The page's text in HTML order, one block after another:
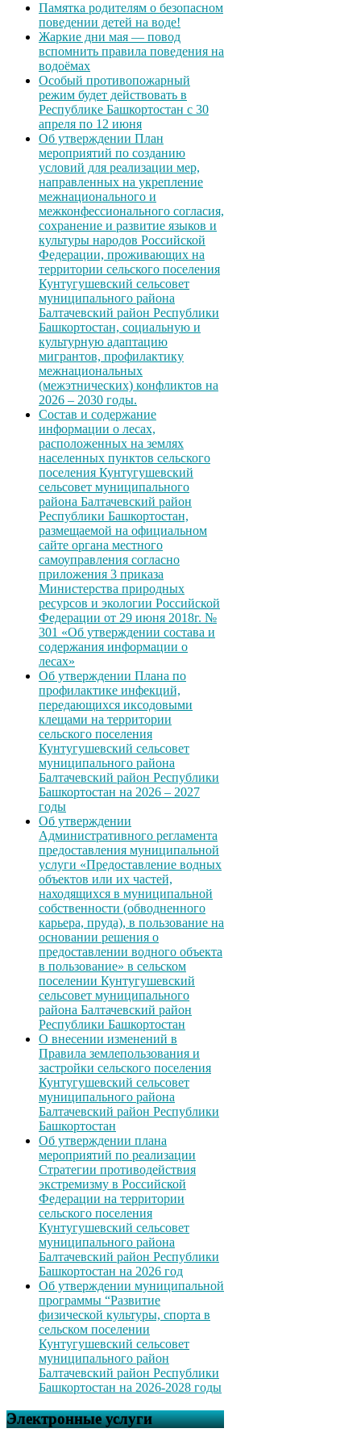
Памятка родителям о безопасном
поведении детей на воде!
Жаркие дни мая — повод
вспомнить правила поведения на
водоёмах
Особый противопожарный
режим будет действовать в
Республике Башкортостан с 30
апреля по 12 июня
Об утверждении План
мероприятий по созданию
условий для реализации мер,
направленных на укрепление
межнационального и
межконфессионального согласия,
сохранение и развитие языков и
культуры народов Российской
Федерации, проживающих на
территории сельского поселения
Кунтугушевский сельсовет
муниципального района
Балтачевский район Республики
Башкортостан, социальную и
культурную адаптацию
мигрантов, профилактику
межнациональных
(межэтнических) конфликтов на
2026 – 2030 годы.
Состав и содержание
информации о лесах,
расположенных на землях
населенных пунктов сельского
поселения Кунтугушевский
сельсовет муниципального
района Балтачевский район
Республики Башкортостан,
размещаемой на официальном
сайте органа местного
самоуправления согласно
приложения 3 приказа
Министерства природных
ресурсов и экологии Российской
Федерации от 29 июня 2018г. №
301 «Об утверждении состава и
содержания информации о
лесах»
Об утверждении Плана по
профилактике инфекций,
передающихся иксодовыми
клещами на территории
сельского поселения
Кунтугушевский сельсовет
муниципального района
Балтачевский район Республики
Башкортостан на 2026 – 2027
годы
Об утверждении
Административного регламента
предоставления муниципальной
услуги «Предоставление водных
объектов или их частей,
находящихся в муниципальной
собственности (обводненного
карьера, пруда), в пользование на
основании решения о
предоставлении водного объекта
в пользование» в сельском
поселении Кунтугушевский
сельсовет муниципального
района Балтачевский район
Республики Башкортостан
О внесении изменений в
Правила землепользования и
застройки сельского поселения
Кунтугушевский сельсовет
муниципального района
Балтачевский район Республики
Башкортостан
Об утверждении плана
мероприятий по реализации
Стратегии противодействия
экстремизму в Российской
Федерации на территории
сельского поселения
Кунтугушевский сельсовет
муниципального района
Балтачевский район Республики
Башкортостан на 2026 год
Об утверждении муниципальной
программы “Развитие
физической культуры, спорта в
сельском поселении
Кунтугушевский сельсовет
муниципального район
Балтачевский район Республики
Башкортостан на 2026-2028 годы
Электронные услуги